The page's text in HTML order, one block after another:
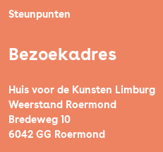
Steunpunten
Bezoekadres
Huis voor de Kunsten Limburg
Weerstand Roermond
Bredeweg 10
6042 GG Roermond